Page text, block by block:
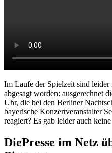
Im Laufe der Spielzeit sind
abgesagt worden: ausgerechnet
Uhr, die bei den Berliner
bayerische Konzertveranstalter
reagiert? Es gab leider auch
DiePresse im Netz